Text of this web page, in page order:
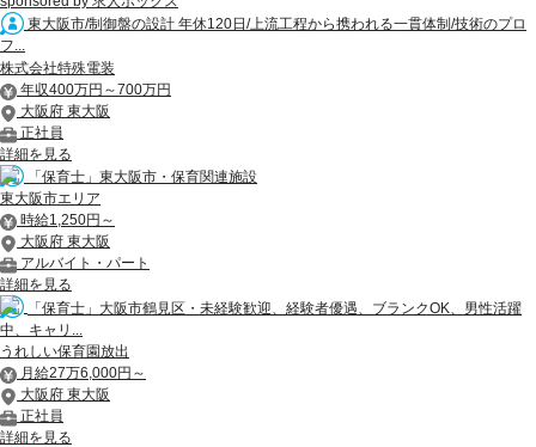
東大阪市/制御盤の設計 年休120日/上流工程から携われる一貫体制/技術のプロ
フ...
株式会社特殊電装
年収400万円～700万円
大阪府 東大阪
正社員
詳細を見る
「保育士」東大阪市・保育関連施設
東大阪市エリア
時給1,250円～
大阪府 東大阪
アルバイト・パート
詳細を見る
「保育士」大阪市鶴見区・未経験歓迎、経験者優遇、ブランクOK、男性活躍
中、キャリ...
うれしい保育園放出
月給27万6,000円～
大阪府 東大阪
正社員
詳細を見る